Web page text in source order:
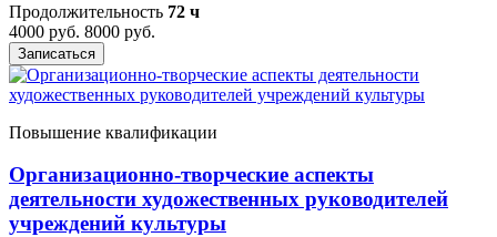
исполняющих их обязанности, на объектах
защиты, в которых могут одновременно
находиться 50 и боле
Продолжительность 72 ч
4000 руб. 8000 руб.
Записаться
Повышение квалификации
Организационно-творческие аспекты
деятельности художественных руководителей
учреждений культуры